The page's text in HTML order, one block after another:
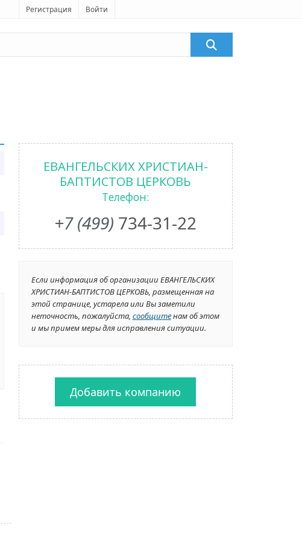
Регистрация Войти
ЕВАНГЕЛЬСКИХ ХРИСТИАН-
БАПТИСТОВ ЦЕРКОВЬ
Телефон:
+7 (499) 734-31-22
Если информация об организации ЕВАНГЕЛЬСКИХ
ХРИСТИАН-БАПТИСТОВ ЦЕРКОВЬ, размещенная на
этой странице, устарела или Вы заметили
неточность, пожалуйста, сообщитенам об этом
и мы примем меры для исправления ситуации.
Добавить компанию